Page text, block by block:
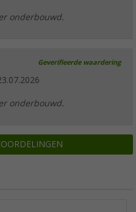
onderbouwd.
Geverifieerde waardering
onderbouwd.